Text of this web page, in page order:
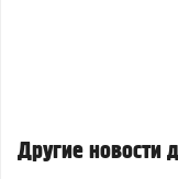
Другие новости